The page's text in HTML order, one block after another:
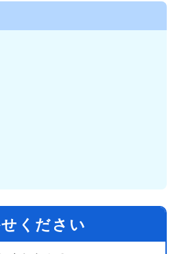
ください